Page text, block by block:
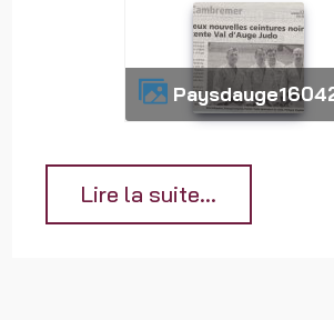
Lire la suite...